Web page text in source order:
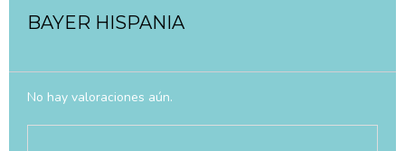
BAYER HISPANIA
No hay valoraciones aún.